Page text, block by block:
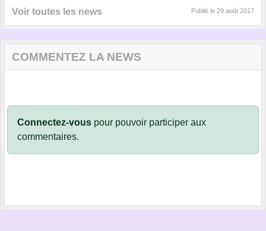
Voir toutes les news Publié le 29 août 2017
COMMENTEZ LA NEWS
Connectez-vous pour pouvoir participer aux
commentaires.